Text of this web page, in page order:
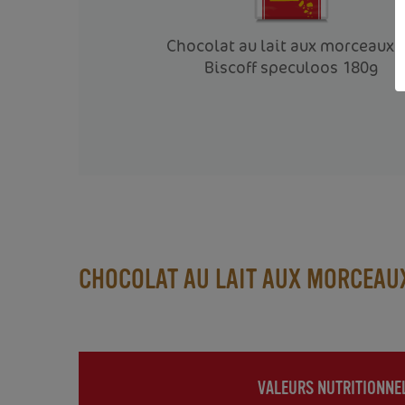
Chocolat au lait aux morceaux de
Biscoff speculoos 180g
CHOCOLAT AU LAIT AUX
VALEURS